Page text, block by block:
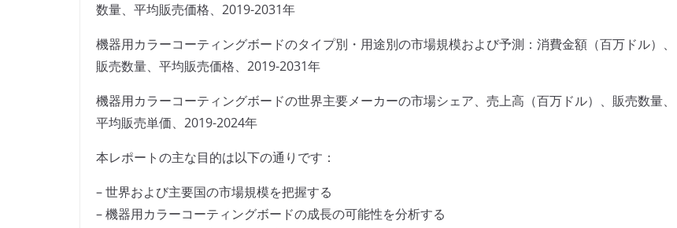
数量、平均販売価格、2019-2031年
機器用カラーコーティングボードのタイプ別・用途別の市場規模および予測：消費金額（百万ドル）、
販売数量、平均販売価格、2019-2031年
機器用カラーコーティングボードの世界主要メーカーの市場シェア、売上高（百万ドル）、販売数量、
平均販売単価、2019-2024年
本レポートの主な目的は以下の通りです：
– 世界および主要国の市場規模を把握する
– 機器用カラーコーティングボードの成長の可能性を分析する